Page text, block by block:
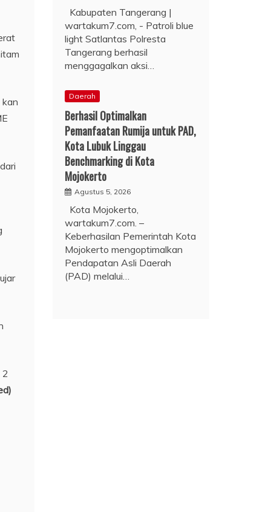
Kabupaten Tangerang |
wartakum7.com, - Patroli blue
light Satlantas Polresta
Tangerang berhasil
menggagalkan aksi…
Daerah
Berhasil Optimalkan
Pemanfaatan Rumija untuk PAD,
Kota Lubuk Linggau
Benchmarking di Kota
Mojokerto
Agustus 5, 2026
Kota Mojokerto,
wartakum7.com. –
Keberhasilan Pemerintah Kota
Mojokerto mengoptimalkan
Pendapatan Asli Daerah
(PAD) melalui…